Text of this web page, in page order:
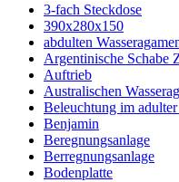
3-fach Steckdose
390x280x150
abdulten
Argentinische Schabe
Auftrieb
Australischen
Beleuchtung im adulter
Benjamin
Beregnungsanlage
Berregnungsanlage
Bodenplatte